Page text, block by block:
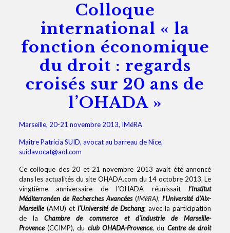
Colloque
international « la
fonction économique
du droit : regards
croisés sur 20 ans de
l’OHADA »
Marseille, 20-21 novembre 2013, IMéRA
Maître Patricia SUID, avocat au barreau de Nice,
suidavocat@aol.com
Ce colloque des 20 et 21 novembre 2013 avait été annoncé
dans les actualités du site OHADA.com du 14 octobre 2013. Le
vingtième anniversaire de l’OHADA réunissaitl’Institut
Méditerranéen de Recherches Avancées(IMéRA),l’Université d’Aix-
Marseille(AMU) et l’Université de Dschang, avec la participation
de laChambre de commerce et d’industrie
de Marseille-
Provence(CCIMP), du club OHADA-Provence, du Centre de droit